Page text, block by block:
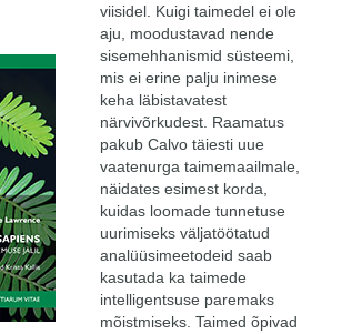
viisidel. Kuigi taimedel ei ole
aju, moodustavad nende
sisemehhanismid süsteemi,
mis ei erine palju inimese
keha läbistavatest
närvivõrkudest. Raamatus
pakub Calvo täiesti uue
vaatenurga taimemaailmale,
näidates esimest korda,
kuidas loomade tunnetuse
uurimiseks väljatöötatud
analüüsimeetodeid saab
kasutada ka taimede
intelligentsuse paremaks
mõistmiseks. Taimed õpivad